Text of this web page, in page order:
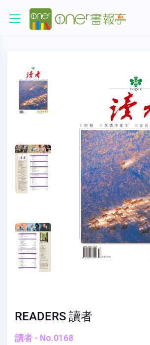
READERS 讀者
讀者 - No.0168